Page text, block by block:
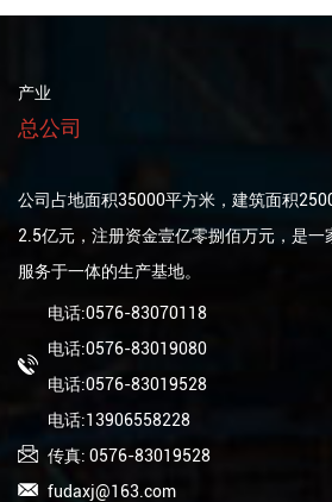
产业
总公司
公司占地面积35000平方米，建筑面积
2.5亿元，注册资金壹亿零捌佰万元，是一
服务于一体的生产基地。
电话:0576-83070118
电话:0576-83019080
电话:0576-83019528
电话:13906558228
传真: 0576-83019528
fudaxj@163.com